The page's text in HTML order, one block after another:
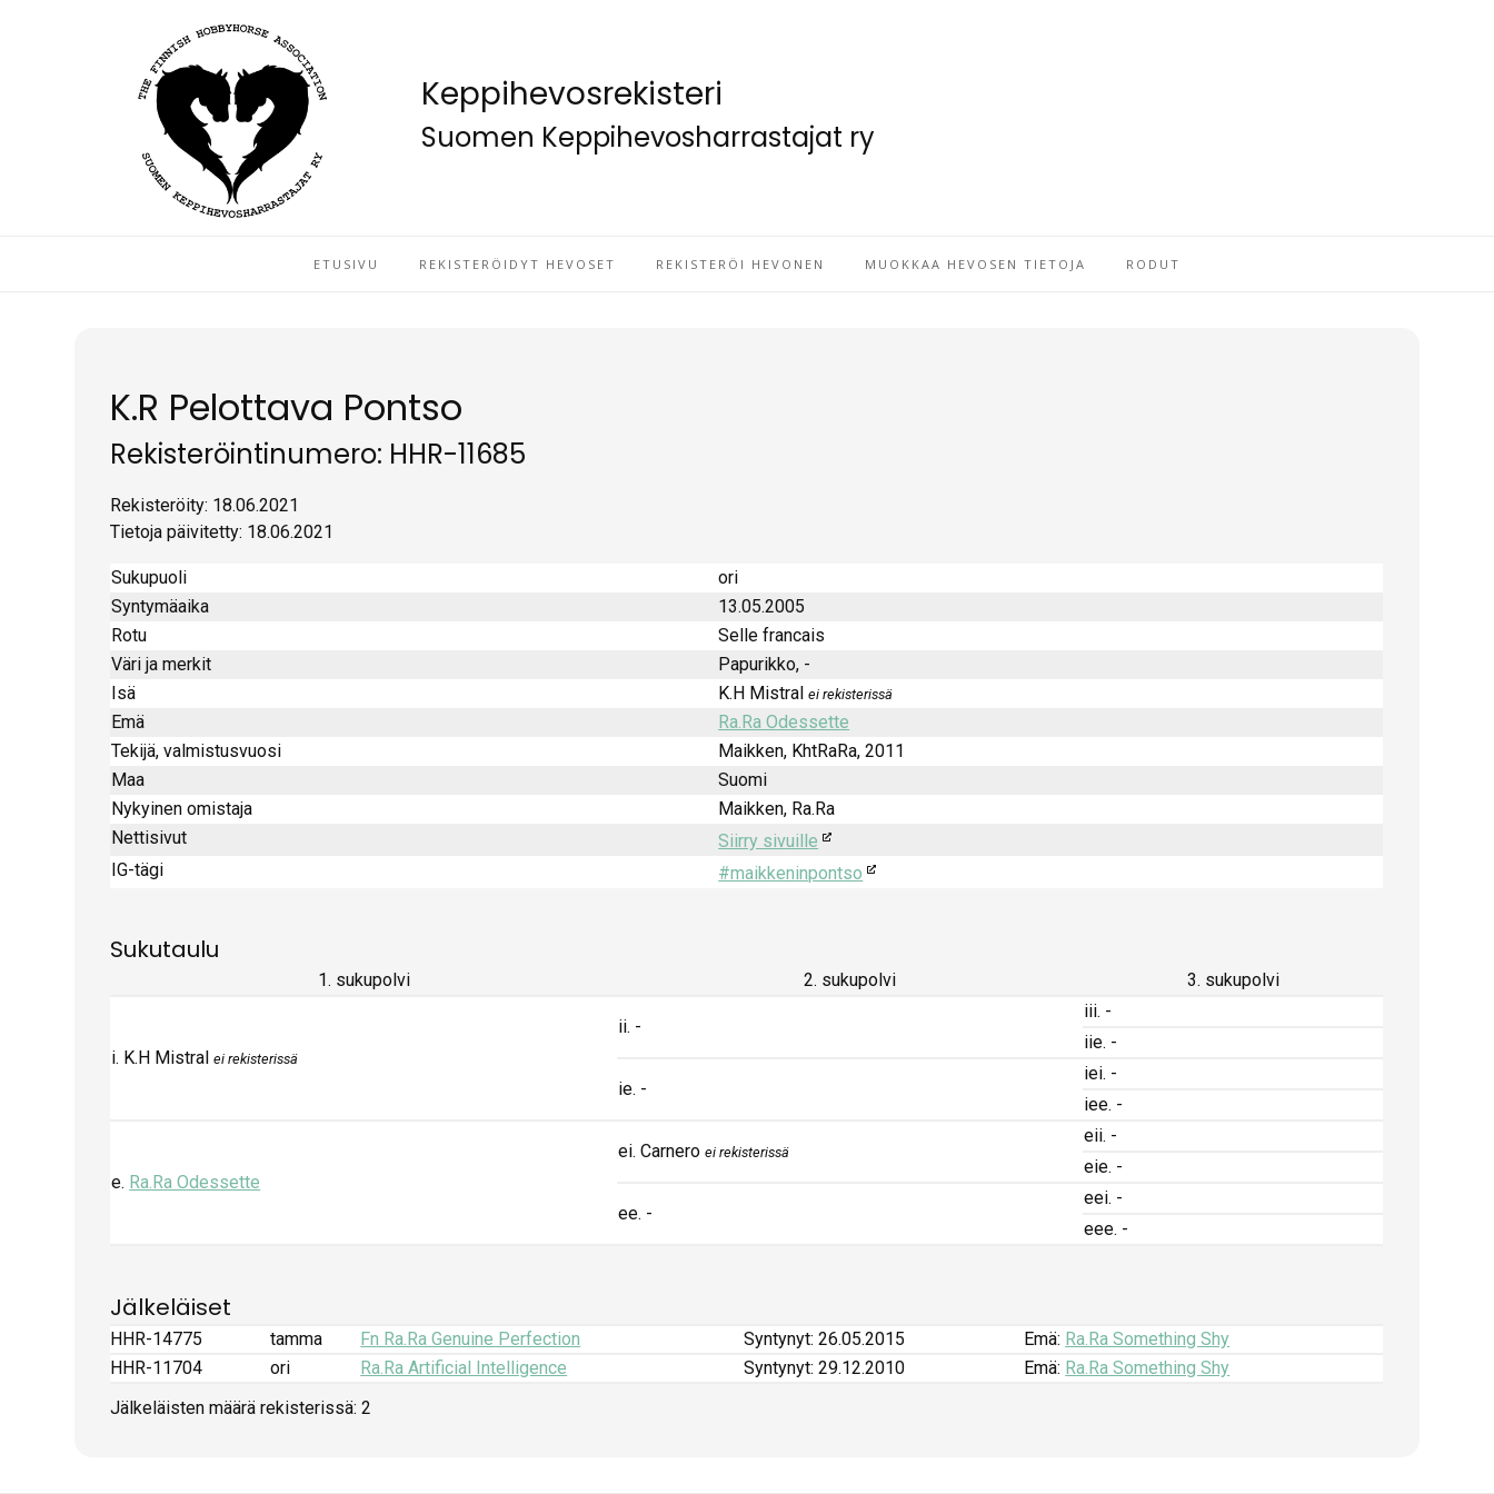
Keppihevosrekisteri
Suomen Keppihevosharrastajat ry
ETUSIVU REKISTERÖIDYT HEVOSET REKISTERÖI HEVONEN MUOKKAA HEVOSEN TIETOJA RODUT
K.R Pelottava Pontso
Rekisteröintinumero: HHR-11685
Rekisteröity: 18.06.2021
Tietoja päivitetty: 18.06.2021
Sukupuoli
ori
Syntymäaika
13.05.2005
Rotu
Selle francais
Väri ja merkit
Papurikko, -
Isä
K.H Mistralei rekisterissä
Emä
Ra.Ra Odessette
Tekijä, valmistusvuosi
Maikken, KhtRaRa, 2011
Maa
Suomi
Nykyinen omistaja
Maikken, Ra.Ra
Nettisivut
Siirry sivuille
IG-tägi
#maikkeninpontso
Sukutaulu
1. sukupolvi 2. sukupolvi 3. sukupolvi
i. K.H Mistralei rekisterissä
ii. -
iii. -
iie. -
ie. -
iei. -
iee. -
e. Ra.Ra Odessette
ei. Carneroei rekisterissä
eii. -
eie. -
ee. -
eei. -
eee. -
Jälkeläiset
HHR-14775 tamma Fn Ra.Ra Genuine Perfection Syntynyt: 26.05.2015 Emä: Ra.Ra Something Shy
HHR-11704
ori Ra.Ra Artificial Intelligence Syntynyt: 29.12.2010 Emä: Ra.Ra Something Shy
Jälkeläisten määrä rekisterissä: 2